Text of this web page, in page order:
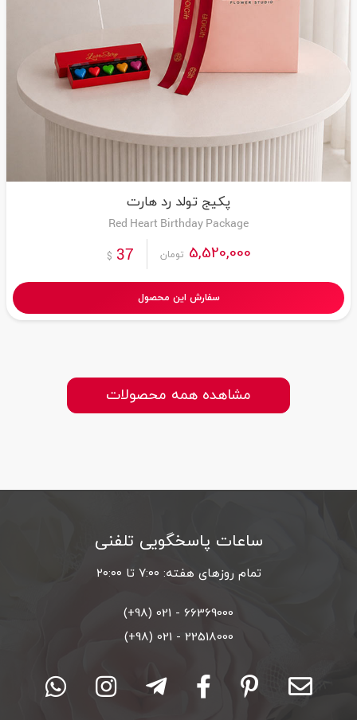
پکیج تولد رد هارت
Red Heart Birthday Package
5,520,000 تومان 37
$
سفارش این محصول
مشاهده همه محصولات
ساعات پاسخگویی تلفنی
تمام روزهای هفته: ۷:۰۰ تا ۲۰:۰۰
66369000 - 021 (98+)
22518000 - 021 (98+)